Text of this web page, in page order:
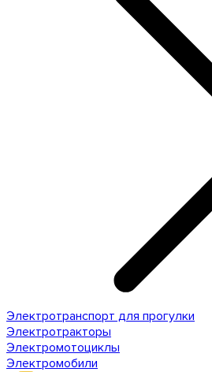
Электротранспорт для прогулки
Электротракторы
Электромотоциклы
Электромобили